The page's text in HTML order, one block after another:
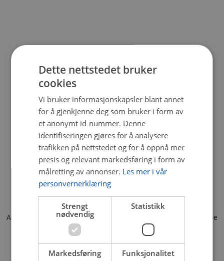
Application error: a client-side exception has occurred (see the
browser console for more information).
Dette nettstedet bruker
cookies
Vi bruker informasjonskapsler blant annet
for å gjenkjenne deg som bruker i form av
et anonymt id-nummer. Denne
identifiseringen gjøres for å analysere
trafikken på nettstedet og for å oppnå mer
presis og relevant markedsføring i form av
målretting av annonser. Les mer i vår
personvernerklæring
Strengt
nødvendig
Statistikk
Markedsføring Funksjonalitet